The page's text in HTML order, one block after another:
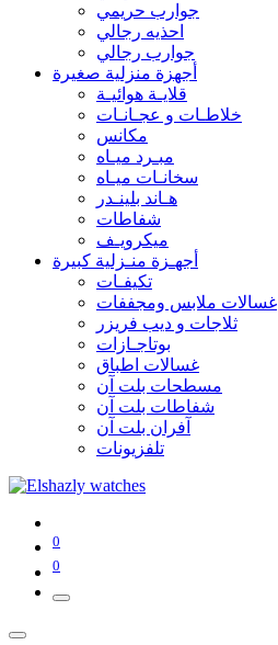
جوارب حريمي
احذيه رجالي
جوارب رجالي
أجهزة منزلية صغيرة
قلايـة هوائيـة
خلاطـات و عجـانـات
مكانس
مبـرد ميـاه
سخانـات ميـاه
هـاند بلينـدر
شفاطات
ميكرويـف
أجهـزة منـزلية كبيرة
تكيفـات
غسالات ملابس ومجففات
ثلاجات و ديب فريزر
بوتاجـازات
غسالات اطباق
مسطحات بلت آن
شفاطات بلت آن
آفران بلت آن
تلفزيونات
0
0